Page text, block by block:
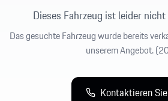
Dieses Fahrzeug ist leider
Das gesuchte Fahrzeug wurde bereits
unserem Angebot.
Kontaktieren